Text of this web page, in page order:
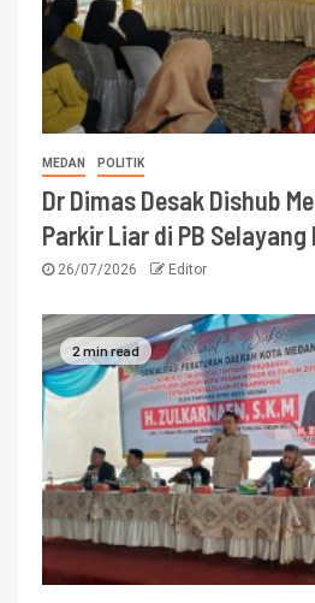
MEDAN POLITIK
Dr Dimas Desak Dishub
Parkir Liar di PB Selayang
26/07/2026 Editor
2 min read